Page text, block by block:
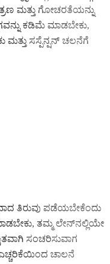
ಮತ್ತು ಗೋಚರತೆಯನ್ನು
ಕಡಿಮೆ ಮಾಡಬೇಕು,
ಮತ್ತು ಸಸ್ಪೆನ್ಷನ್ ಚಲನೆಗೆ
ತಿರುವು ಪಡೆಯಬೇಕೆಂದು
ತಮ್ಮ ಲೇನ್‌ನಲ್ಲಿಯೇ
ಸಂಚರಿಸುವಾಗ
ಎಚ್ಚರಿಕೆಯಿಂದ ಚಾಲನೆ